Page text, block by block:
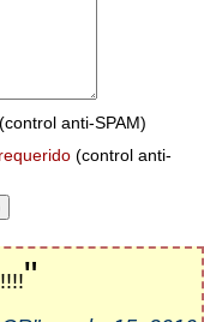
(control anti-SPAM)
requerido (control anti-
"